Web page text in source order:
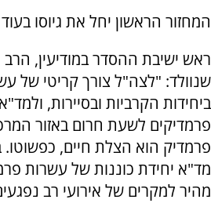
המחזור הראשון יחל את גיוסו
ראש ישיבת ההסדר במודיעין,
שנוולד: "לצה"ל צורך קריטי של
ביחידות הקרביות ובסיירות,
פרמדיקים לשעת חרום באזור
פרמדיק הוא הצלת חיים, כפשוטו.
מד"א יחידת כוננות של עשרות
מהיר למקרים של אירועי רב